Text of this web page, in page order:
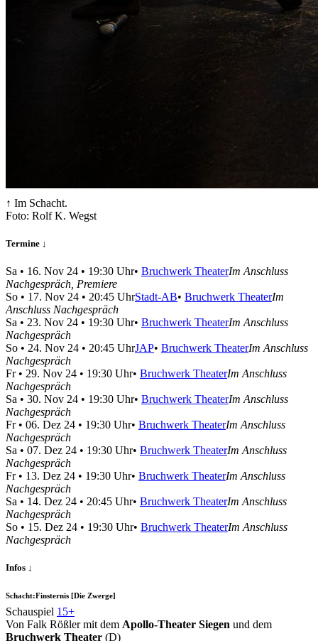
↑ Im Schacht.
Foto: Rolf K. Wegst
Termine ↓
Sa • 16. Nov 24 • 19:30 Uhr• Bruchwerk TheaterIm Anschluss
Nachgespräch, Premiere
So • 17. Nov 24 • 20:45 UhrStadt-AB• Bruchwerk TheaterIm
Anschluss Nachgespräch
Sa • 23. Nov 24 • 19:30 Uhr• Bruchwerk TheaterIm Anschluss
Nachgespräch
So • 24. Nov 24 • 20:45 UhrJAP• Bruchwerk TheaterIm Anschluss
Nachgespräch
Fr• 29. Nov 24 • 19:30 Uhr• Bruchwerk TheaterIm Anschluss
Nachgespräch
Sa • 30. Nov 24 • 19:30 Uhr• Bruchwerk TheaterIm Anschluss
Nachgespräch
Fr• 06. Dez 24 • 19:30 Uhr• Bruchwerk TheaterIm Anschluss
Nachgespräch
Sa • 07. Dez 24 • 19:30 Uhr• Bruchwerk TheaterIm Anschluss
Nachgespräch
Fr• 13. Dez 24 • 19:30 Uhr• Bruchwerk TheaterIm Anschluss
Nachgespräch
Sa • 14. Dez 24 • 20:45 Uhr• Bruchwerk TheaterIm Anschluss
Nachgespräch
So • 15. Dez 24 • 19:30 Uhr• Bruchwerk TheaterIm Anschluss
Nachgespräch
Infos ↓
Schacht:Finsternis [Die Zwerge]
Schauspiel 15+
Von Falk Rößler mit dem Apollo-Theater Siegen und dem
Bruchwerk Theater (D)